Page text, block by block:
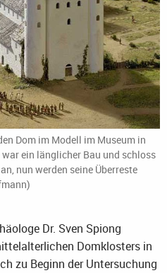
Dom im Modell im Museum in
ein länglicher Bau und schloss
nun werden seine Überreste
Dr. Sven Spiong
Domklosters in
zu Beginn der Untersuchung